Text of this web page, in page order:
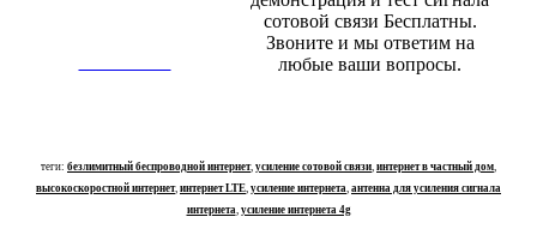
сотовой связи Бесплатны.
Звоните и мы ответим на
любые ваши вопросы.
теги: безлимитный беспроводной интернет, усиление сотовой связи интернет в частный дом
высокоскоростной интернет, интернет LTE усиление интернета антенна для усиления сигнала
интернета усиление интернета 4g